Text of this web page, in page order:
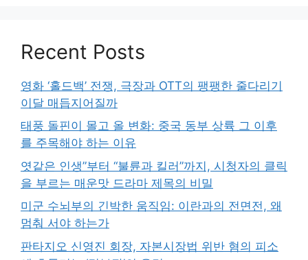
Recent Posts
영화 ‘홀드백’ 전쟁, 극장과 OTT의 팽팽한 줄다리기
이달 매듭지어질까
태풍 돌핀이 몰고 올 변화: 중국 동부 상륙 그 이후
를 주목해야 하는 이유
엿같은 인생”부터 “불륜과 킬러”까지, 시청자의 클릭
을 부르는 매운맛 드라마 제목의 비밀
미군 수뇌부의 긴박한 움직임: 이란과의 전면전, 왜
멈춰 서야 하는가
판타지오 신영진 회장, 자본시장법 위반 혐의 피소